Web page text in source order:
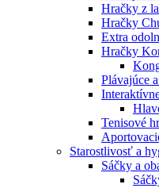
Hračky z
Hračky
Extra
Hračky
Plávajúce
Tenisové
Starostlivosť a
Sáčky a